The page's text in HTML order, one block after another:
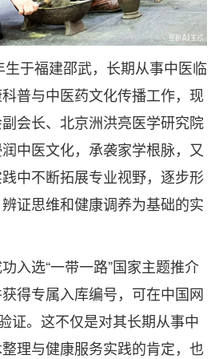
于福建邵武，长期从事中医临
普与中医药文化传播工作，现
会长、北京洲洪亮医学研究院
中医文化，承袭家学根脉，又
中不断拓展专业视野，逐步形
证思维和健康调养为基础的实
选“一带一路”国家主题推介
得专属入库编号，可在中国网
证。这不仅是对其长期从事中
理与健康服务实践的肯定，也